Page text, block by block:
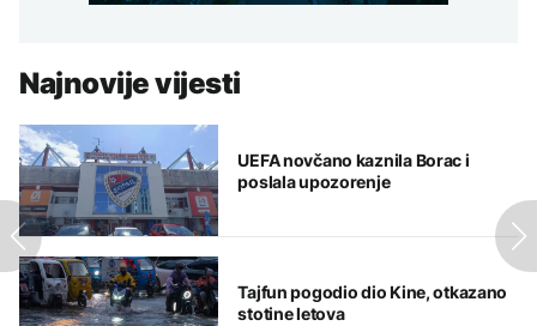
Najnovije vijesti
UEFA novčano kaznila Borac i
poslala upozorenje
Tajfun pogodio dio Kine, otkazano
stotine letova